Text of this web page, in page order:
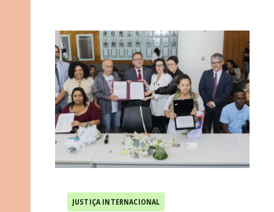
JUSTIÇA INTERNACIONAL